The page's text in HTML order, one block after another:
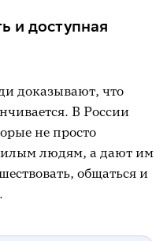
и доступная
доказывают, что
В России
не просто
людям, а дают им
общаться и